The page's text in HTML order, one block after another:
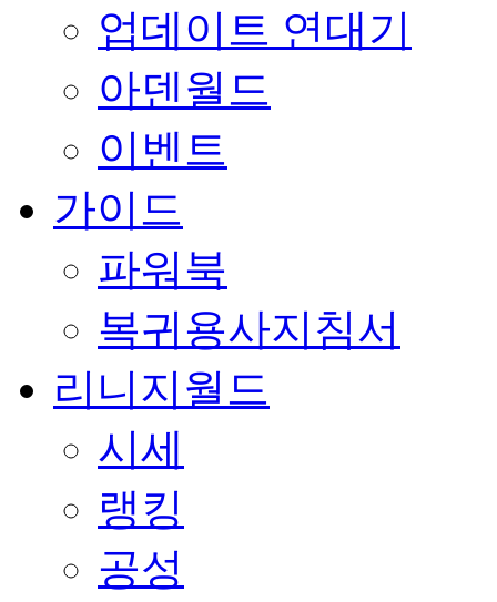
업데이트 연대기
아덴월드
이벤트
가이드
파워북
복귀용사지침서
리니지월드
시세
랭킹
공성